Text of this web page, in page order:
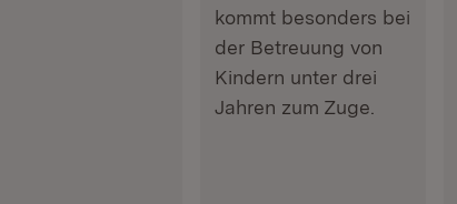
kommt besonders bei
der Betreuung von
Kindern unter drei
Jahren zum Zuge.